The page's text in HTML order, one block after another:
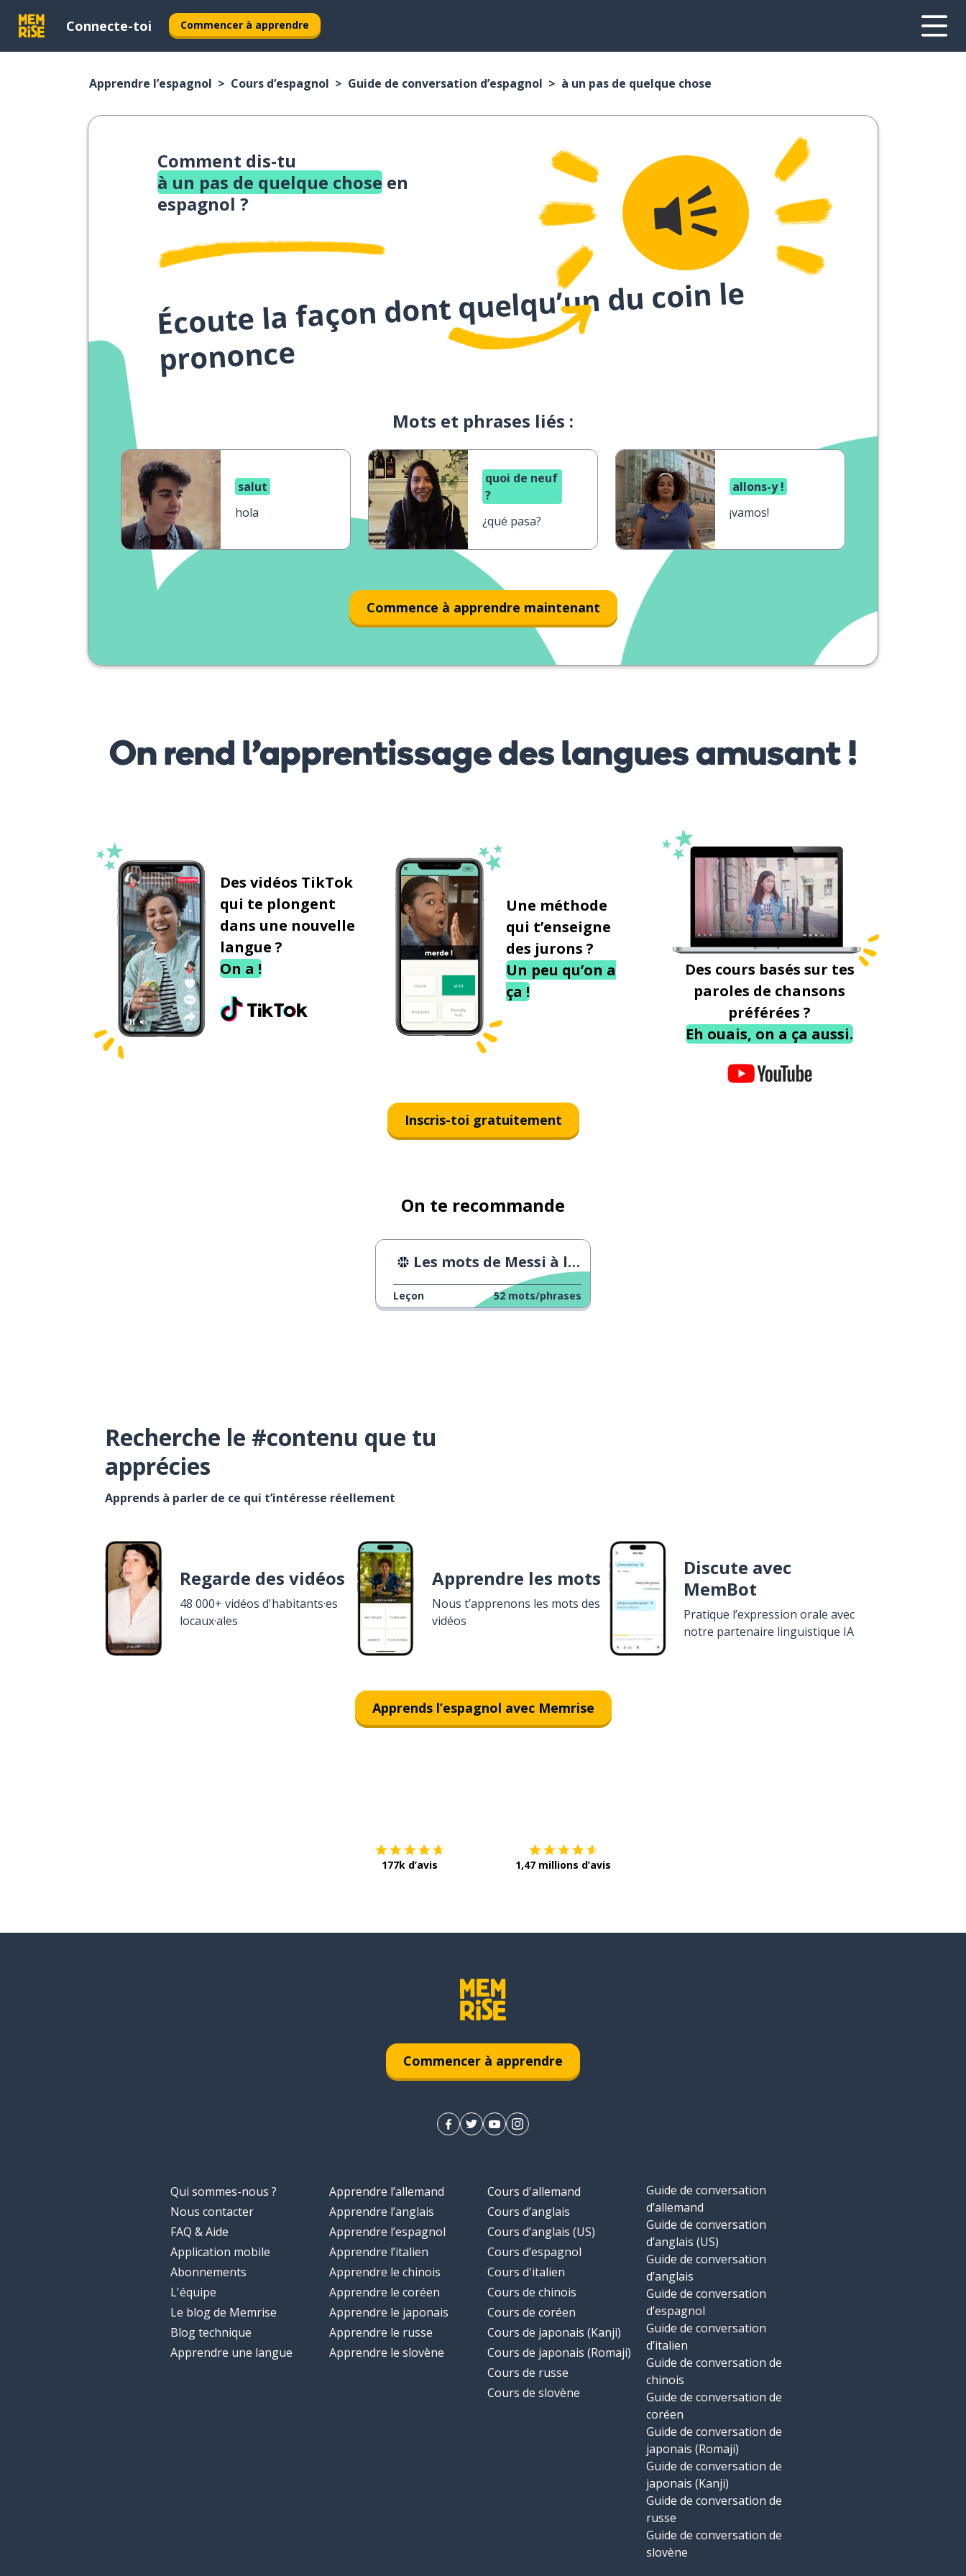
Connecte-toi Commencer à apprendre
Apprendre l’espagnol Cours d’espagnol Guide de conversation d’espagnol à un pas de quelque chose
Comment dis-tu
à un pas de quelque chose en
espagnol ?
Écoute la façon dont quelqu’un du coin le
prononce
Mots et phrases liés :
salut
hola
quoi de neuf
?
¿qué pasa?
allons-y !
¡vamos!
Commence à apprendre maintenant
On rend l’apprentissage des langues amusant !
Des vidéos TikTok
qui te plongent
dans une nouvelle
langue ?
On a !
Une méthode
qui t’enseigne
des jurons ?
Un peu qu’on a
ça !
Des cours basés sur tes
paroles de chansons
préférées ?
Eh ouais, on a ça aussi.
Inscris-toi gratuitement
On te recommande
Les mots de Messi à la finale de la Copa America
Leçon 52 mots/phrases
Recherche le #contenu que tu
apprécies
Apprends à parler de ce qui t’intéresse réellement
Regarde des vidéos
48 000+ vidéos d'habitants·es
locaux·ales
Apprendre les mots
Nous t’apprenons les mots des
vidéos
Discute avec
MemBot
Pratique l’expression orale avec
notre partenaire linguistique IA
Apprends l’espagnol avec Memrise
177k d’avis 1,47 millions d’avis
Commencer à apprendre
Qui sommes-nous ?
Nous contacter
FAQ & Aide
Application mobile
Abonnements
L'équipe
Le blog de Memrise
Blog technique
Apprendre une langue
Apprendre l’allemand
Apprendre l’anglais
Apprendre l’espagnol
Apprendre l’italien
Apprendre le chinois
Apprendre le coréen
Apprendre le japonais
Apprendre le russe
Apprendre le slovène
Cours d'allemand
Cours d’anglais
Cours d’anglais (US)
Cours d’espagnol
Cours d'italien
Cours de chinois
Cours de coréen
Cours de japonais (Kanji)
Cours de japonais (Romaji)
Cours de russe
Cours de slovène
Guide de conversation
d’allemand
Guide de conversation
d’anglais (US)
Guide de conversation
d’anglais
Guide de conversation
d’espagnol
Guide de conversation
d’italien
Guide de conversation de
chinois
Guide de conversation de
coréen
Guide de conversation de
japonais (Romaji)
Guide de conversation de
japonais (Kanji)
Guide de conversation de
russe
Guide de conversation de
slovène